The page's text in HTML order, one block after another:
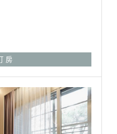
吹風機、盥洗毛巾、中央空
褲、泳衣)
時間- 08：00-22：00
房